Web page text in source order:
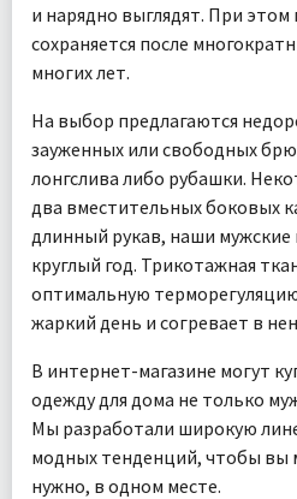
и нарядно выглядят. При
сохраняется после
многих лет.
На выбор предлагаются
зауженных или свободных
лонгслива либо рубашки.
два вместительных боковых
длинный рукав, наши
круглый год. Трикотажная
оптимальную
жаркий день и согревает в
В интернет-магазине могут
одежду для дома не только
Мы разработали широкую
модных тенденций, чтобы вы
нужно, в одном месте.